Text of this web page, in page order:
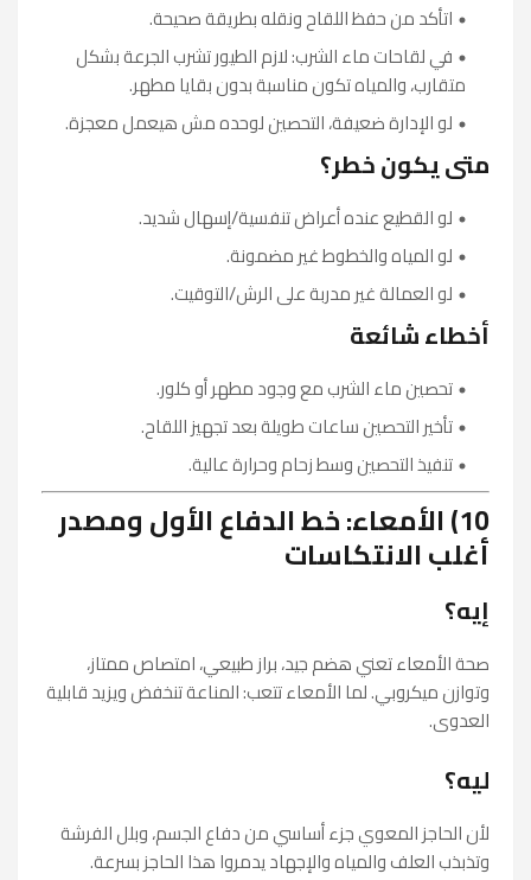
اتأكد من حفظ اللقاح ونقله بطريقة صحيحة.
في لقاحات ماء الشرب: لازم الطيور تشرب الجرعة بشكل
متقارب، والمياه تكون مناسبة بدون بقايا مطهر.
لو الإدارة ضعيفة، التحصين لوحده مش هيعمل معجزة.
متى يكون خطر؟
لو القطيع عنده أعراض تنفسية/إسهال شديد.
لو المياه والخطوط غير مضمونة.
لو العمالة غير مدربة على الرش/التوقيت.
أخطاء شائعة
تحصين ماء الشرب مع وجود مطهر أو كلور.
تأخير التحصين ساعات طويلة بعد تجهيز اللقاح.
تنفيذ التحصين وسط زحام وحرارة عالية.
10) الأمعاء: خط الدفاع الأول ومصدر
أغلب الانتكاسات
إيه؟
صحة الأمعاء تعني هضم جيد، براز طبيعي، امتصاص ممتاز،
وتوازن ميكروبي. لما الأمعاء تتعب: المناعة تنخفض ويزيد قابلية
العدوى.
ليه؟
لأن الحاجز المعوي جزء أساسي من دفاع الجسم، وبلل الفرشة
وتذبذب العلف والمياه والإجهاد يدمروا هذا الحاجز بسرعة.